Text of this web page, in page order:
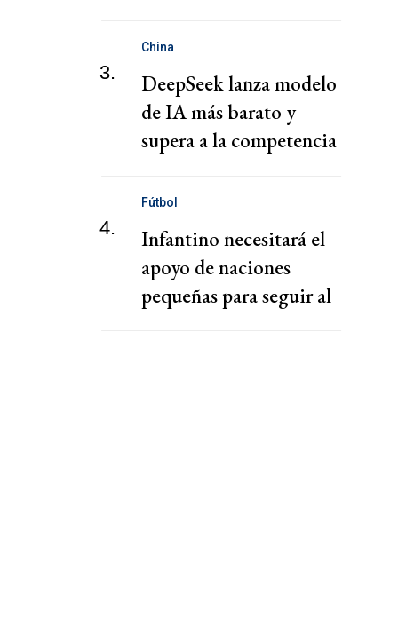
la Cruz Roja
3.
China
DeepSeek lanza modelo
de IA más barato y
supera a la competencia
4.
Fútbol
Infantino necesitará el
apoyo de naciones
pequeñas para seguir al